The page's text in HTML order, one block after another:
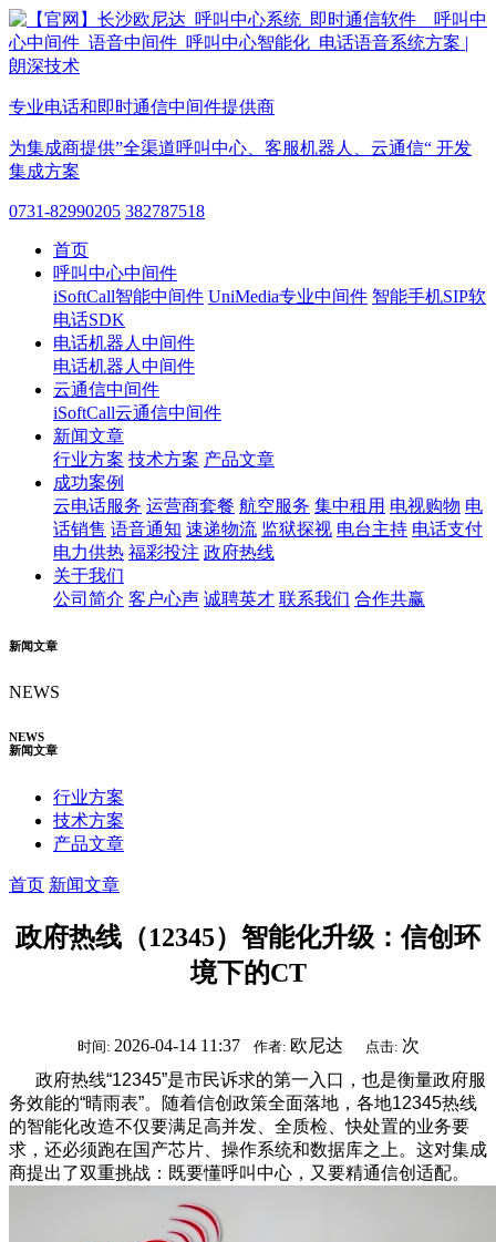
专业电话和即时通信中间件提供商
为集成商提供”全渠道呼叫中心、客服机器人、云通信“ 开发
集成方案
0731-82990205 382787518
首页
呼叫中心中间件
iSoftCall智能中间件 UniMedia专业中间件 智能手机SIP软
电话SDK
电话机器人中间件
电话机器人中间件
云通信中间件
iSoftCall云通信中间件
新闻文章
行业方案 技术方案 产品文章
成功案例
云电话服务 运营商套餐 航空服务 集中租用 电视购物 电
话销售 语音通知 速递物流 监狱探视 电台主持 电话支付
电力供热 福彩投注 政府热线
关于我们
公司简介 客户心声 诚聘英才 联系我们 合作共赢
新闻文章
NEWS
NEWS
新闻文章
行业方案
技术方案
产品文章
首页 新闻文章
政府热线（12345）智能化升级：信创环
境下的CT
时间: 2026-04-14 11:37 作者: 欧尼达 点击: 次
政府热线“12345”是市民诉求的第一入口，也是衡量政府服
务效能的“晴雨表”。随着信创政策全面落地，各地12345热线
的智能化改造不仅要满足高并发、全质检、快处置的业务要
求，还必须跑在国产芯片、操作系统和数据库之上。这对集成
商提出了双重挑战：既要懂呼叫中心，又要精通信创适配。